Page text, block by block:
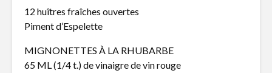
12 huîtres fraîches ouvertes
Piment d’Espelette
MIGNONETTES À LA RHUBARBE
65 ML (1/4 t.) de vinaigre de vin rouge